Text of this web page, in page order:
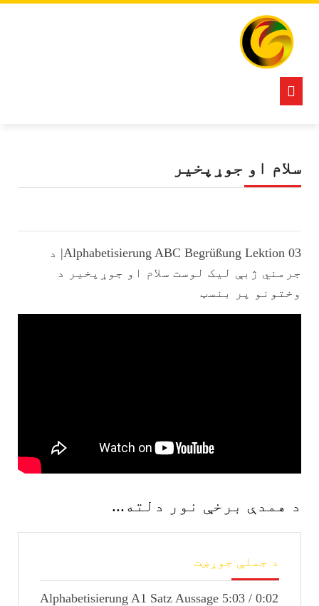
content
سلام او جوړپخیر
Alphabetisierung ABC Begrüßung Lektion 03| د
جرمني ژبې لیک لوست سلام او جوړپخیر د
وختونو پر بنسټ
د همدې برخې نور دلته...
د جملې جوړښت
جملې
جوړښت
0:02 / 5:03 Alphabetisierung A1 Satz Aussage